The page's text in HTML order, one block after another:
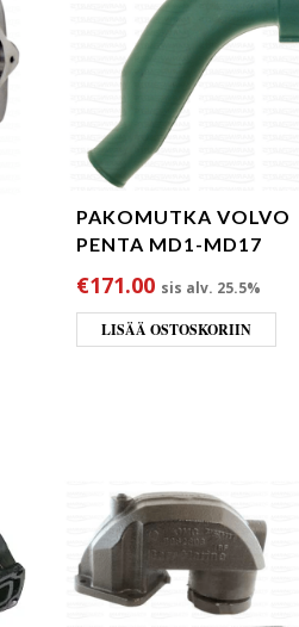
PAKOMUTKA VOLVO
PENTA MD1-MD17
€171.00 sis alv. 25.5%
LISÄÄ OSTOSKORIIN